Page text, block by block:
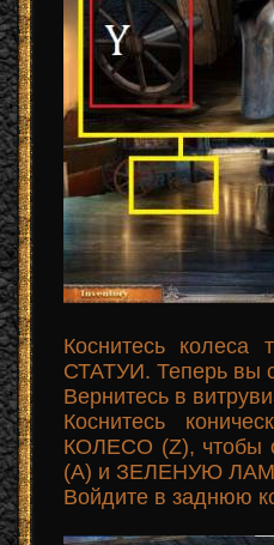
Коснитесь колеса
СТАТУИ. Теперь вы
Вернитесь в
Коснитесь
КОЛЕСО (Z), чтобы
(A) и ЗЕЛЕНУЮ
Войдите в заднюю